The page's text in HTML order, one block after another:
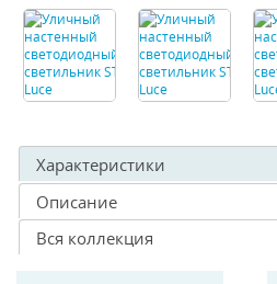
Характеристики
Описание
Вся коллекция